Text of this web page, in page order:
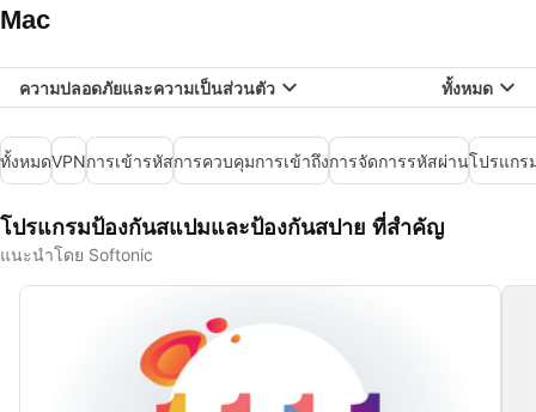
Mac
ความปลอดภัยและความเป็นส่วนตัว ทั้งหมด
ทั้งหมดVPNการเข้ารหัสการควบคุมการเข้าถึงการจัดการรหัสผ่านโปรแก
โปรแกรมป้องกันสแปมและป้องกันสปาย ที่สำคัญ
แนะนำโดย Softonic